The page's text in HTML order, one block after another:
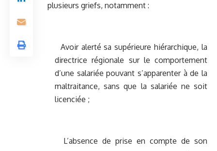
plusieurs griefs, notamment :
Avoir alerté sa supérieure hiérarchique, la
directrice régionale sur le comportement
d’une salariée pouvant s’apparenter à de la
maltraitance, sans que la salariée ne soit
licenciée ;
L’absence de prise en compte de son